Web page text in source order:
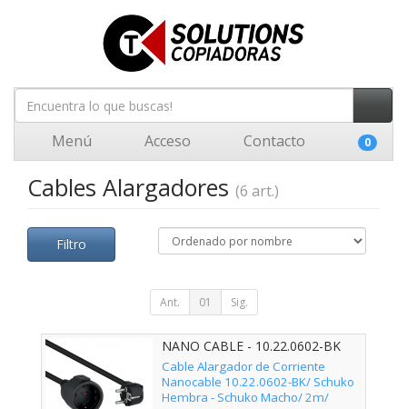
Menú Acceso Contacto 0
Cables Alargadores (6 art.)
Filtro
Ant. 01 Sig.
NANO CABLE - 10.22.0602-BK
Cable Alargador de Corriente
Nanocable 10.22.0602-BK/ Schuko
Hembra - Schuko Macho/ 2m/